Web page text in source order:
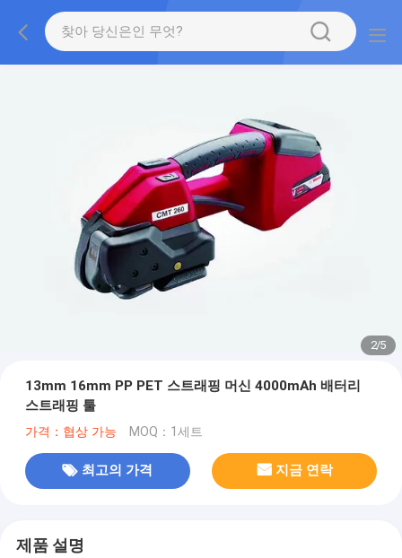
2/5
13mm 16mm PP PET 스트래핑 머신 4000mAh 배터리
스트래핑 툴
가격：협상 가능 MOQ：1세트
최고의 가격 지금 연락
제품 설명